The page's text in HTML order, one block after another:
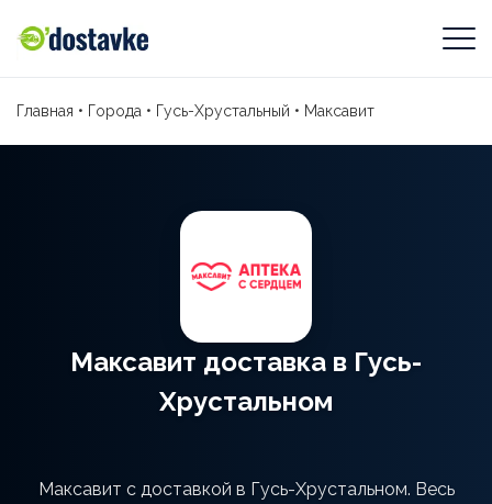
Главная • Города • Гусь-Хрустальный • Максавит
Максавит доставка в Гусь-
Хрустальном
Максавит с доставкой в Гусь-Хрустальном. Весь